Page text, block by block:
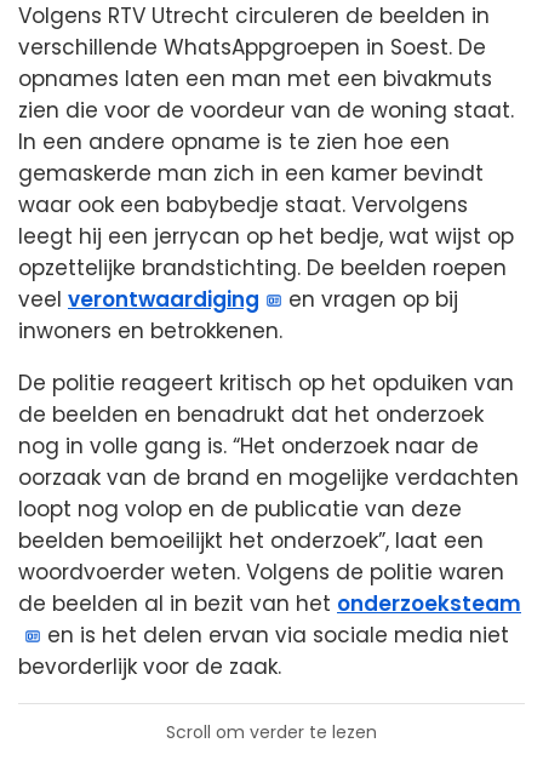
Volgens RTV Utrecht circuleren de beelden in
verschillende WhatsAppgroepen in Soest. De
opnames laten een man met een bivakmuts
zien die voor de voordeur van de woning staat.
In een andere opname is te zien hoe een
gemaskerde man zich in een kamer bevindt
waar ook een babybedje staat. Vervolgens
leegt hij een jerrycan op het bedje, wat wijst op
opzettelijke brandstichting. De beelden roepen
veel verontwaardiging
en vragen op bij
inwoners en betrokkenen.
De politie reageert kritisch op het opduiken van
de beelden en benadrukt dat het onderzoek
nog in volle gang is. “Het onderzoek naar de
oorzaak van de brand en mogelijke verdachten
loopt nog volop en de publicatie van deze
beelden bemoeilijkt het onderzoek”, laat een
woordvoerder weten. Volgens de politie waren
de beelden al in bezit van het onderzoeksteam
en is het delen ervan via sociale media niet
bevorderlijk voor de zaak.
Scroll om verder te lezen